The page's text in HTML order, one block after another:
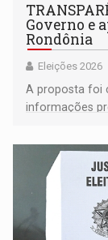
Governo e
Rondônia
Eleições 2026
A proposta foi
informações